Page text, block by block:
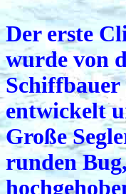
Der erste
wurde von
entwickelt
Große
runden